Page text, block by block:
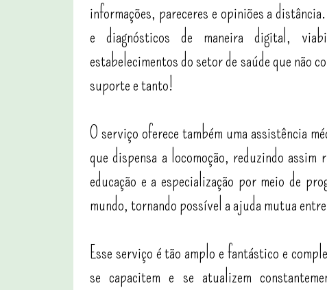
informações, pareceres e opiniões a
e diagnósticos de maneira digital,
estabelecimentos do setor de saúde que não
suporte e tanto!
O serviço oferece também uma assistência
que dispensa a locomoção, reduzindo
educação e a especialização por meio de
mundo, tornando possível a ajuda mutua
Esse serviço é tão amplo e fantástico e
se capacitem e se atualizem